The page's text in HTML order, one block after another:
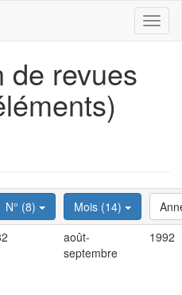
de revues
N° (8) Mois (14)
août-
septembre
1992